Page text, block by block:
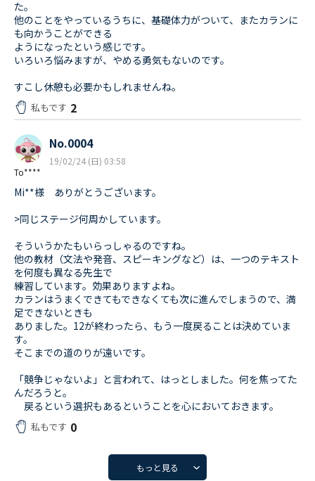
た。
他のことをやっているうちに、基礎体力がついて、またカランに
も向かうことができる
ようになったという感じです。
いろいろ悩みますが、やめる勇気もないのです。
すこし休憩も必要かもしれませんね。
私もです 2
To****
No.0004
19/02/24 (日) 03:58
Mi**様 ありがとうございます。
>同じステージ何周かしています。
そういうかたもいらっしゃるのですね。
他の教材（文法や発音、スピーキングなど）は、一つのテキスト
を何度も異なる先生で
練習しています。効果ありますよね。
カランはうまくできてもできなくても次に進んでしまうので、満
足できないときも
ありました。12が終わったら、もう一度戻ることは決めていま
す。
そこまでの道のりが遠いです。
「競争じゃないよ」と言われて、はっとしました。何を焦ってた
んだろうと。
戻るという選択もあるということを心においておきます。
私もです 0
もっと見る